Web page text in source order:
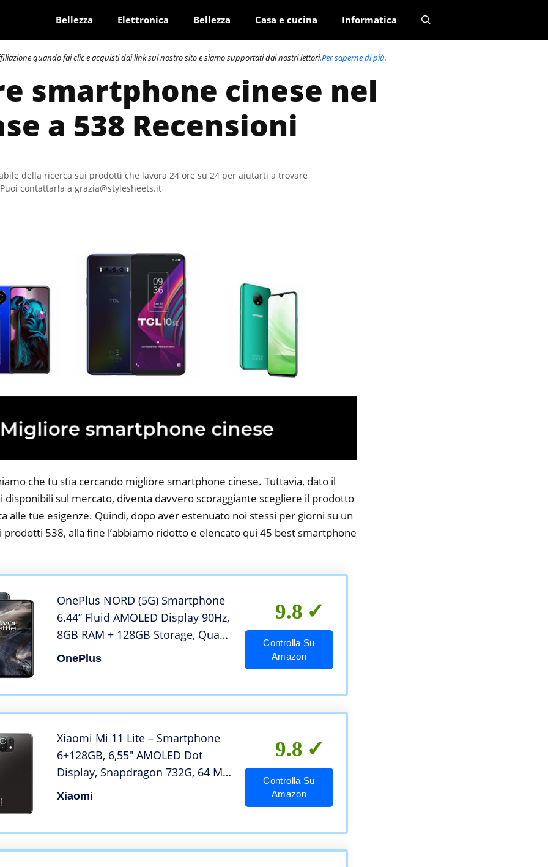
Bellezza Elettronica Bellezza Casa e cucina Informatica
quando fai clic e acquisti dai link sul nostro sito e siamo supportati dai nostri lettori.Per saperne di più.
smartphone cinese nel
a 538 Recensioni
della ricerca sui prodotti che lavora 24 ore su 24 per aiutarti a trovare
contattarla a grazia@stylesheets.it
che tu stia cercando migliore smartphone cinese. Tuttavia, dato il
disponibili sul mercato, diventa davvero scoraggiante scegliere il prodotto
alle tue esigenze. Quindi, dopo aver estenuato noi stessi per giorni su un
538, alla fine l’abbiamo ridotto e elencato qui 45 best smartphone
OnePlus NORD (5G) Smartphone
6.44” Fluid AMOLED Display 90Hz,
8GB RAM + 128GB Storage, Quad
Camera, Warp Charge 30T, Dual
OnePlus
9.8
Controlla Su
Amazon
Xiaomi Mi 11 Lite – Smartphone
6+128GB, 6,55″ AMOLED Dot
Display, Snapdragon 732G, 64 MP
AI Tripla Camera, 4250 mAh, Boba
Xiaomi
9.8
Controlla Su
Amazon